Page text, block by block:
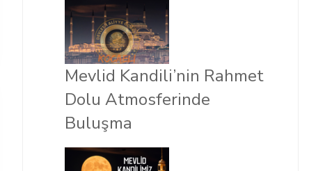
Mevlid Kandili’nin Rahmet
Dolu Atmosferinde
Buluşma